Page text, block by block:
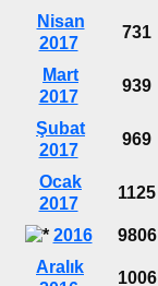
Nisan
2017
731
Mart
2017
939
Şubat
2017
969
Ocak
2017
1125
2016 9806
Aralık
1006